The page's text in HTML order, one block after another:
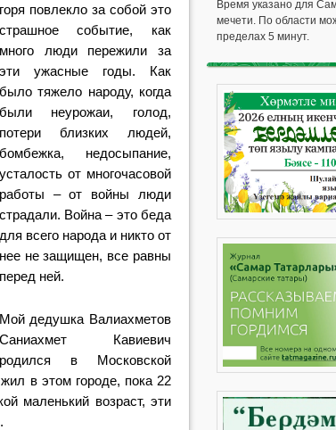
горя повлекло за собой это
страшное событие, как
много люди пережили за
эти ужасные годы. Как
было тяжело народу, когда
были неурожаи, голод,
потери близких людей,
бомбежка, недосыпание,
усталость от многочасовой
работы – от войны люди
страдали. Война – это беда
для всего народа и никто от
нее не защищен, все равны
перед ней.
Мой дедушка Валиахметов
Саниахмет Кавиевич
родился в Московской
в этом городе, пока 22
маленький возраст, эти
Время указано для
мечети. По области
пределах 5 минут.